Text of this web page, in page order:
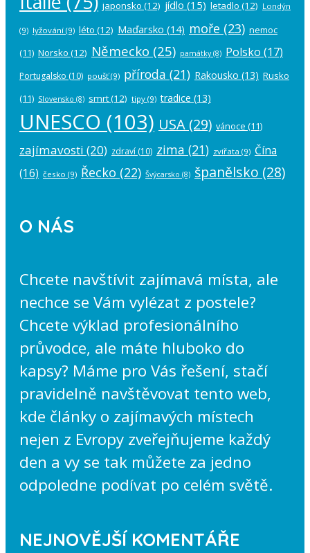
japonsko (12) jídlo (15) letadlo (12) Londýn
(9) lyžování (9) léto (12) Maďarsko (14) moře (23) nemoc
(11) Norsko (12) Německo (25) památky(8) Polsko (17)
Portugalsko (10) poušť(9) příroda (21) Rakousko (13) Rusko
(11) Slovensko (8) smrt(12) tipy (9) tradice (13)
UNESCO (103) USA (29) vánoce (11)
zajímavosti (20) zdraví (10) zima (21) zvířata (9) Čína
(16) česko (9) Řecko (22) Švýcarsko (8) španělsko (28)
O NÁS
Chcete navštívit zajímavá místa, ale
nechce se Vám vylézat z postele?
Chcete výklad profesionálního
průvodce, ale máte hluboko do
kapsy? Máme pro Vás řešení, stačí
pravidelně navštěvovat tento web,
kde články o zajímavých místech
nejen z Evropy zveřejňujeme každý
den a vy se tak můžete za jedno
odpoledne podívat po celém světě.
NEJNOVĚJŠÍ KOMENTÁŘE